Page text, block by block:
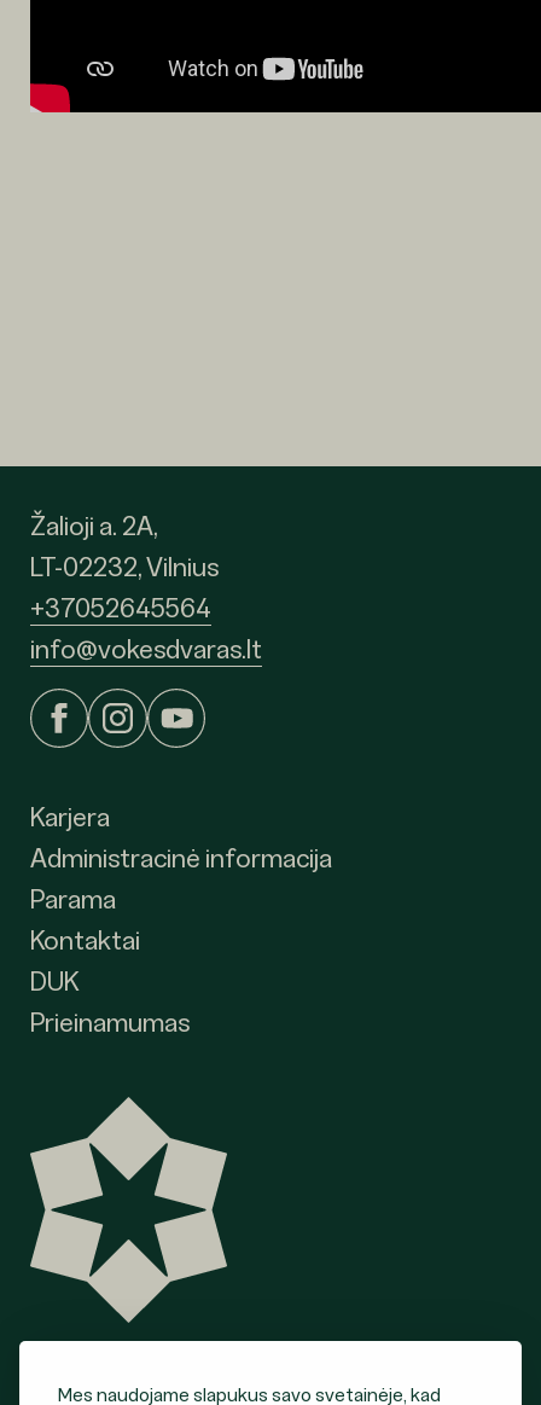
Mes naudojame slapukus savo svetainėje, kad
Žalioji a. 2A,
LT-02232, Vilnius
+37052645564
info@vokesdvaras.lt
Karjera
Administracinė informacija
Parama
Kontaktai
DUK
Prieinamumas